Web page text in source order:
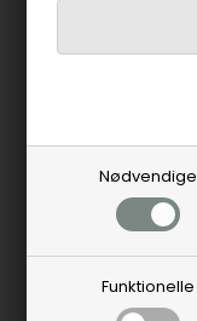
Nødvendige
Funktionelle